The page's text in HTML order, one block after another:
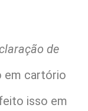
de
em cartório
isso em